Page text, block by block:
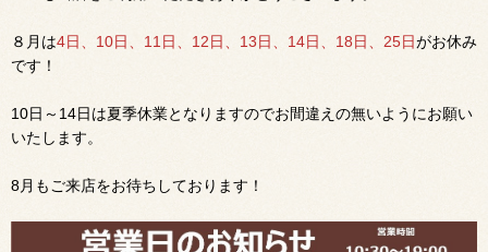
８ 月は4日、10日、11日、12日、13日、14日、18日、25日がお休み
です！
10日～14日は夏季休業となりますのでお間違えの無いようにお願い
いたします。
8月もご来店をお待ちしております！